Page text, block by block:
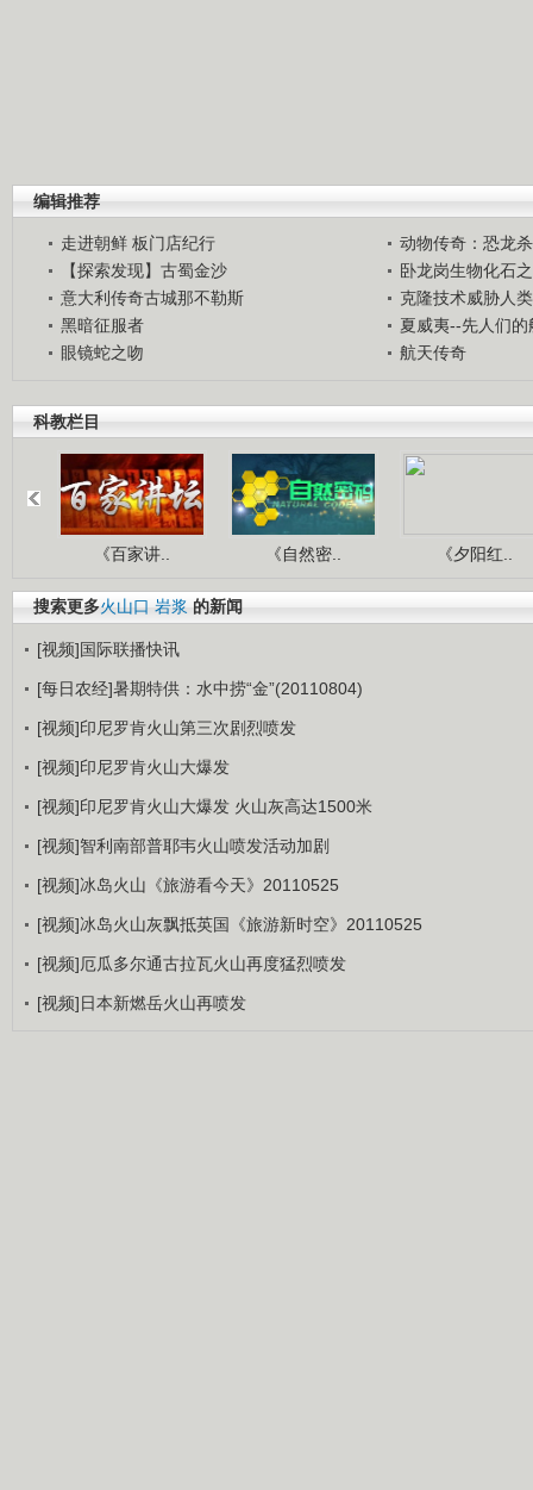
编辑推荐
走进朝鲜 板门店纪行
动物传奇：恐龙
【探索发现】古蜀金沙
卧龙岗生物化石
意大利传奇古城那不勒斯
克隆技术威胁人
黑暗征服者
夏威夷--先人们的
眼镜蛇之吻
航天传奇
科教栏目
《百家讲.. 《自然密.. 《夕阳红..
搜索更多火山口 岩浆 的新闻
[视频]国际联播快讯
[每日农经]暑期特供：水中捞“金”(20110804)
[视频]印尼罗肯火山第三次剧烈喷发
[视频]印尼罗肯火山大爆发
[视频]印尼罗肯火山大爆发 火山灰高达1500米
[视频]智利南部普耶韦火山喷发活动加剧
[视频]冰岛火山《旅游看今天》20110525
[视频]冰岛火山灰飘抵英国《旅游新时空》20110525
[视频]厄瓜多尔通古拉瓦火山再度猛烈喷发
[视频]日本新燃岳火山再喷发